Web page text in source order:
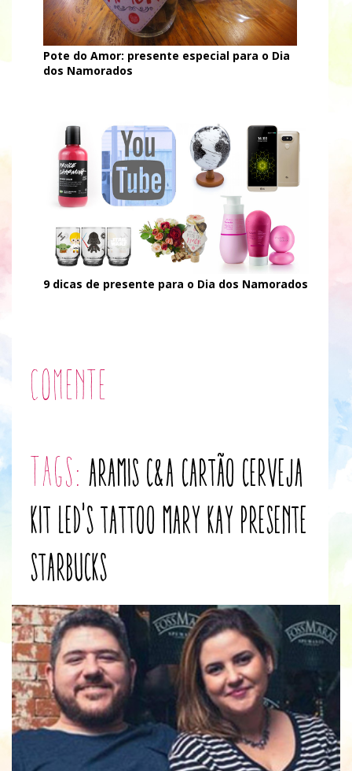
Pote do Amor: presente especial para o Dia
dos Namorados
9 dicas de presente para o Dia dos Namorados
Comente
tags: aramisC&A cartão cerveja
kitLed's Tattoo mary kaypresente
starbucks